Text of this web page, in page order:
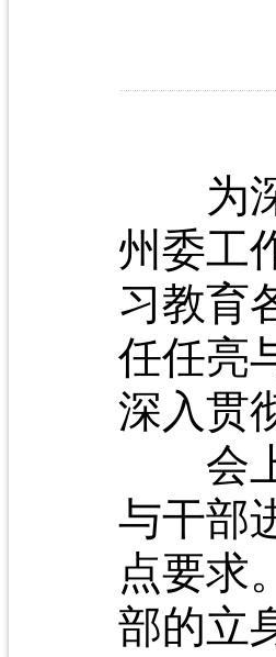
为深
州委工
习教育
任任亮
深入贯
会上
与干部
点要求
部的立